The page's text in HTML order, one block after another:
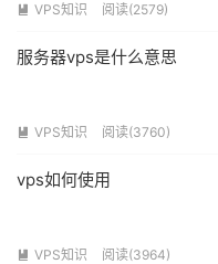
 VPS知识 阅读(2579)
服务器vps是什么意思
 VPS知识 阅读(3760)
vps如何使用
 VPS知识 阅读(3964)